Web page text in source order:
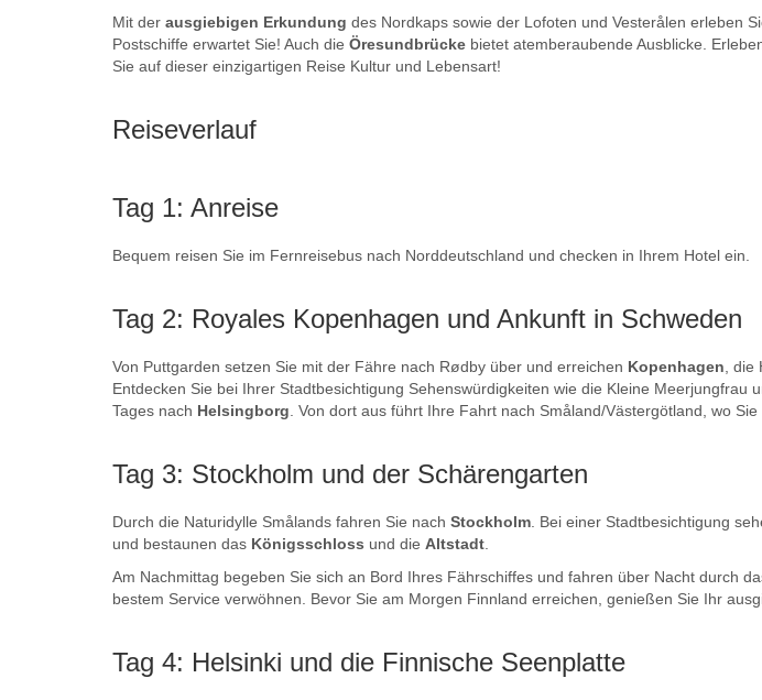
Mit der ausgiebigen Erkundung des Nordkaps sowie der Lofoten und Vesterålen erleben
Postschiffe erwartet Sie! Auch die Öresundbrücke bietet atemberaubende Ausblicke.
Sie auf dieser einzigartigen Reise Kultur und Lebensart!
Reiseverlauf
Tag 1: Anreise
Bequem reisen Sie im Fernreisebus nach Norddeutschland und checken in Ihrem Hotel ein.
Tag 2: Royales Kopenhagen und Ankunft in Schweden
Von Puttgarden setzen Sie mit der Fähre nach Rødby über und erreichen Kopenhagen ,
Entdecken Sie bei Ihrer Stadtbesichtigung Sehenswürdigkeiten wie die Kleine Meerjungfrau
Tages nach Helsingborg . Von dort aus führt Ihre Fahrt nach Småland/Västergötland, wo Sie
Tag 3: Stockholm und der Schärengarten
Durch die Naturidylle Smålands fahren Sie nach Stockholm . Bei einer Stadtbesichtigung
und bestaunen das Königsschloss und die Altstadt
Am Nachmittag begeben Sie sich an Bord Ihres Fährschiffes und fahren über Nacht durch
bestem Service verwöhnen. Bevor Sie am Morgen Finnland erreichen, genießen Sie Ihr
Tag 4: Helsinki und die Finnische Seenplatte